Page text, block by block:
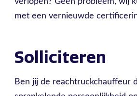
met een vernieuwde
Solliciteren
Ben jij de reachtruckchauffeur